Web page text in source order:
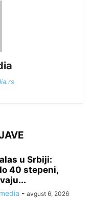
u Srbiji:
40 stepeni,
- avgust 6, 2026